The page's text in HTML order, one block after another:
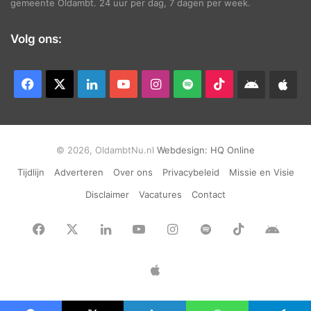
gemeente Oldambt. 24 uur per dag, 7 dagen per week.
Volg ons:
Facebook LinkedInYouTubeInstagram
Spotify TikTokAndroid
© 2026, OldambtNu.nl Webdesign: HQ Online
Tijdlijn
Adverteren Over ons Privacybeleid
Missie en Visie
Disclaimer
Vacatures Contact
Facebook LinkedInYouTubeInstagram
Spotify TikTok
App